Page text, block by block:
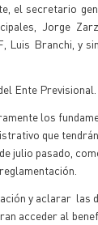
el secretario
Jorge
Luis Branchi, y
Ente Previsional.
los
que
julio pasado,
y aclarar las
acceder al